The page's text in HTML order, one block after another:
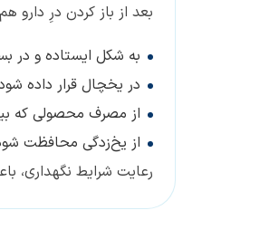
بعد از باز کردن درِ دارو
به شکل ایستاده و در
در یخچال قرار داده
از مصرف محصولی که
از یخ‌زدگی محافظت
رعایت شرایط نگهداری،